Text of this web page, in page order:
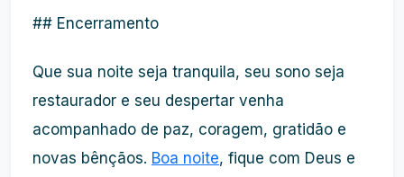
## Encerramento
Que sua noite seja tranquila, seu sono seja
restaurador e seu despertar venha
acompanhado de paz, coragem, gratidão e
novas bênçãos. Boa noite, fique com Deus e